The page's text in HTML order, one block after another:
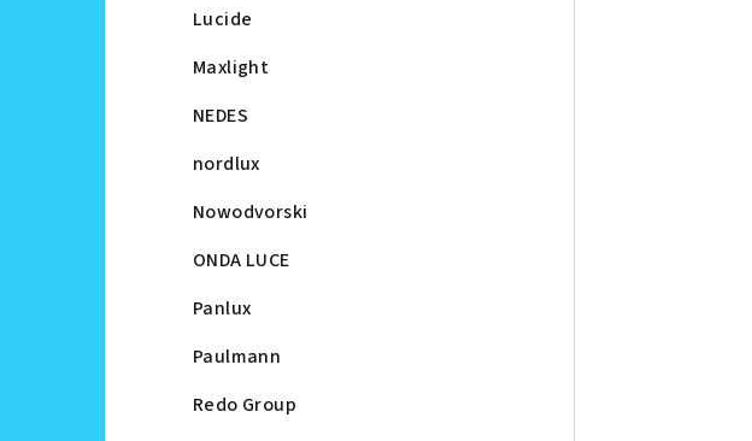
Lucide
Maxlight
NEDES
nordlux
Nowodvorski
ONDA LUCE
Panlux
Paulmann
Redo Group